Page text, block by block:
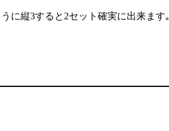
に縦3すると2セット確実に出来ます｡